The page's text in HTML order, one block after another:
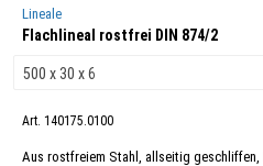
Lineale
Flachlineal rostfrei DIN 874/2
Art. 140175.0100
Aus rostfreiem Stahl, allseitig geschliffen,